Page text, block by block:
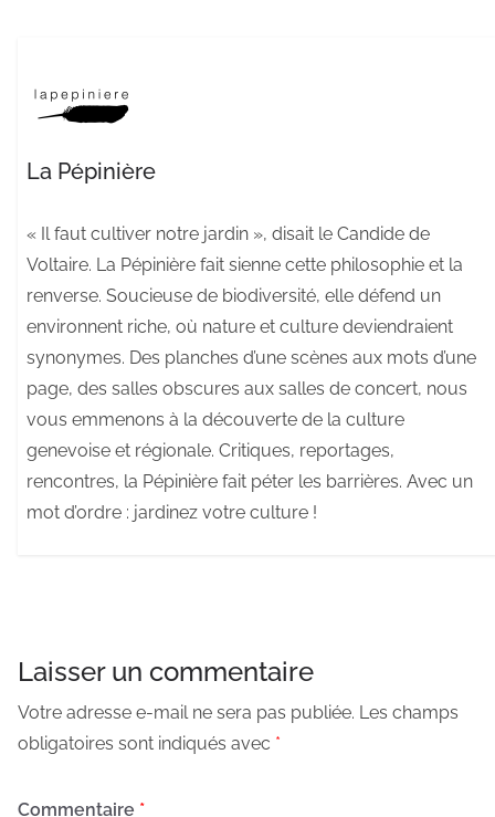
La Pépinière
« Il faut cultiver notre jardin », disait le Candide de
Voltaire. La Pépinière fait sienne cette philosophie et la
renverse. Soucieuse de biodiversité, elle défend un
environnent riche, où nature et culture deviendraient
synonymes. Des planches d’une scènes aux mots d’une
page, des salles obscures aux salles de concert, nous
vous emmenons à la découverte de la culture
genevoise et régionale. Critiques, reportages,
rencontres, la Pépinière fait péter les barrières. Avec un
mot d’ordre : jardinez votre culture !
Laisser un commentaire
Votre adresse e-mail ne sera pas publiée. Les champs
obligatoires sont indiqués avec *
Commentaire *